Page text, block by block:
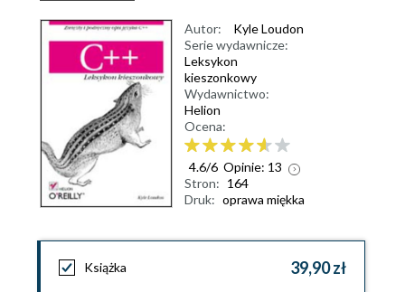
Autor:
Kyle Loudon
Serie wydawnicze:
Leksykon
kieszonkowy
Wydawnictwo:
Helion
Ocena:
4.6/6 Opinie: 13
Stron: 164
Druk: oprawa miękka
Książka 39,90 zł